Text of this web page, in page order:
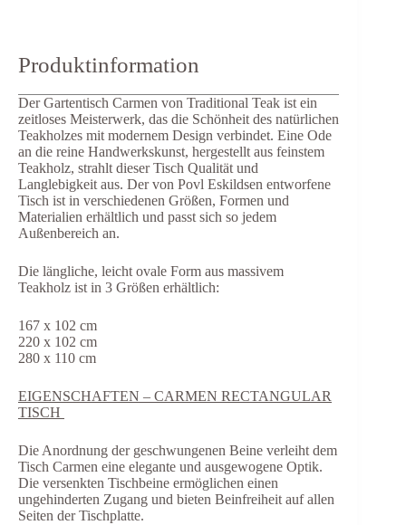
Produktinformation
Der Gartentisch Carmen von Traditional Teak ist ein
zeitloses Meisterwerk, das die Schönheit des natürlichen
Teakholzes mit modernem Design verbindet. Eine Ode
an die reine Handwerkskunst, hergestellt aus feinstem
Teakholz, strahlt dieser Tisch Qualität und
Langlebigkeit aus. Der von Povl Eskildsen entworfene
Tisch ist in verschiedenen Größen, Formen und
Materialien erhältlich und passt sich so jedem
Außenbereich an.
Die längliche, leicht ovale Form aus massivem
Teakholz ist in 3 Größen erhältlich:
167 x 102 cm
220 x 102 cm
280 x 110 cm
EIGENSCHAFTEN – CARMEN RECTANGULAR
TISCH
Die Anordnung der geschwungenen Beine verleiht dem
Tisch Carmen eine elegante und ausgewogene Optik.
Die versenkten Tischbeine ermöglichen einen
ungehinderten Zugang und bieten Beinfreiheit auf allen
Seiten der Tischplatte.